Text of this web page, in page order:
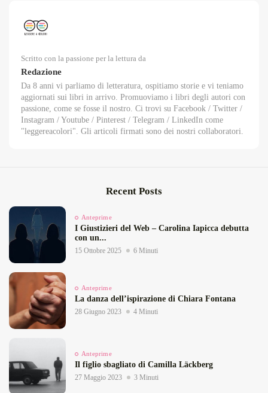
Scritto con la passione per la lettura da
Redazione
Da 8 anni vi parliamo di letteratura, ospitiamo storie e vi teniamo
aggiornati sui libri in arrivo. Promuoviamo i libri degli autori con
passione, come se fosse il nostro. Ci trovi su Facebook / Twitter /
Instagram / Youtube / Pinterest / Telegram / LinkedIn come
"leggereacolori". Gli articoli firmati sono dei nostri collaboratori.
Recent Posts
Anteprime
I Giustizieri del Web – Carolina Iapicca debutta
con un...
15 Ottobre 2025 6 Minuti
Anteprime
La danza dell’ispirazione di Chiara Fontana
28 Giugno 2023 4 Minuti
Anteprime
Il figlio sbagliato di Camilla Läckberg
27 Maggio 2023 3 Minuti